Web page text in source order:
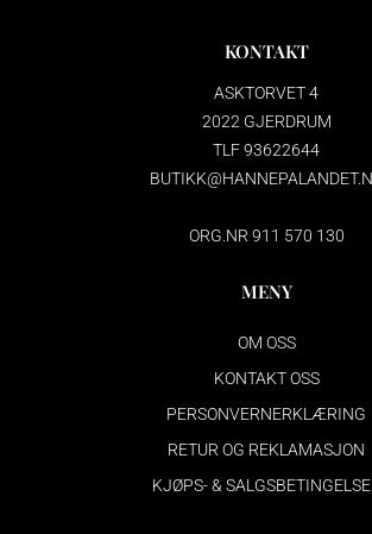
KONTAKT
ASKTORVET 4
2022 GJERDRUM
TLF 93622644
ORG.NR 911 570 130
MENY
OM OSS
KONTAKT OSS
PERSONVERNERKLÆRING
RETUR OG REKLAMASJON
KJØPS- &